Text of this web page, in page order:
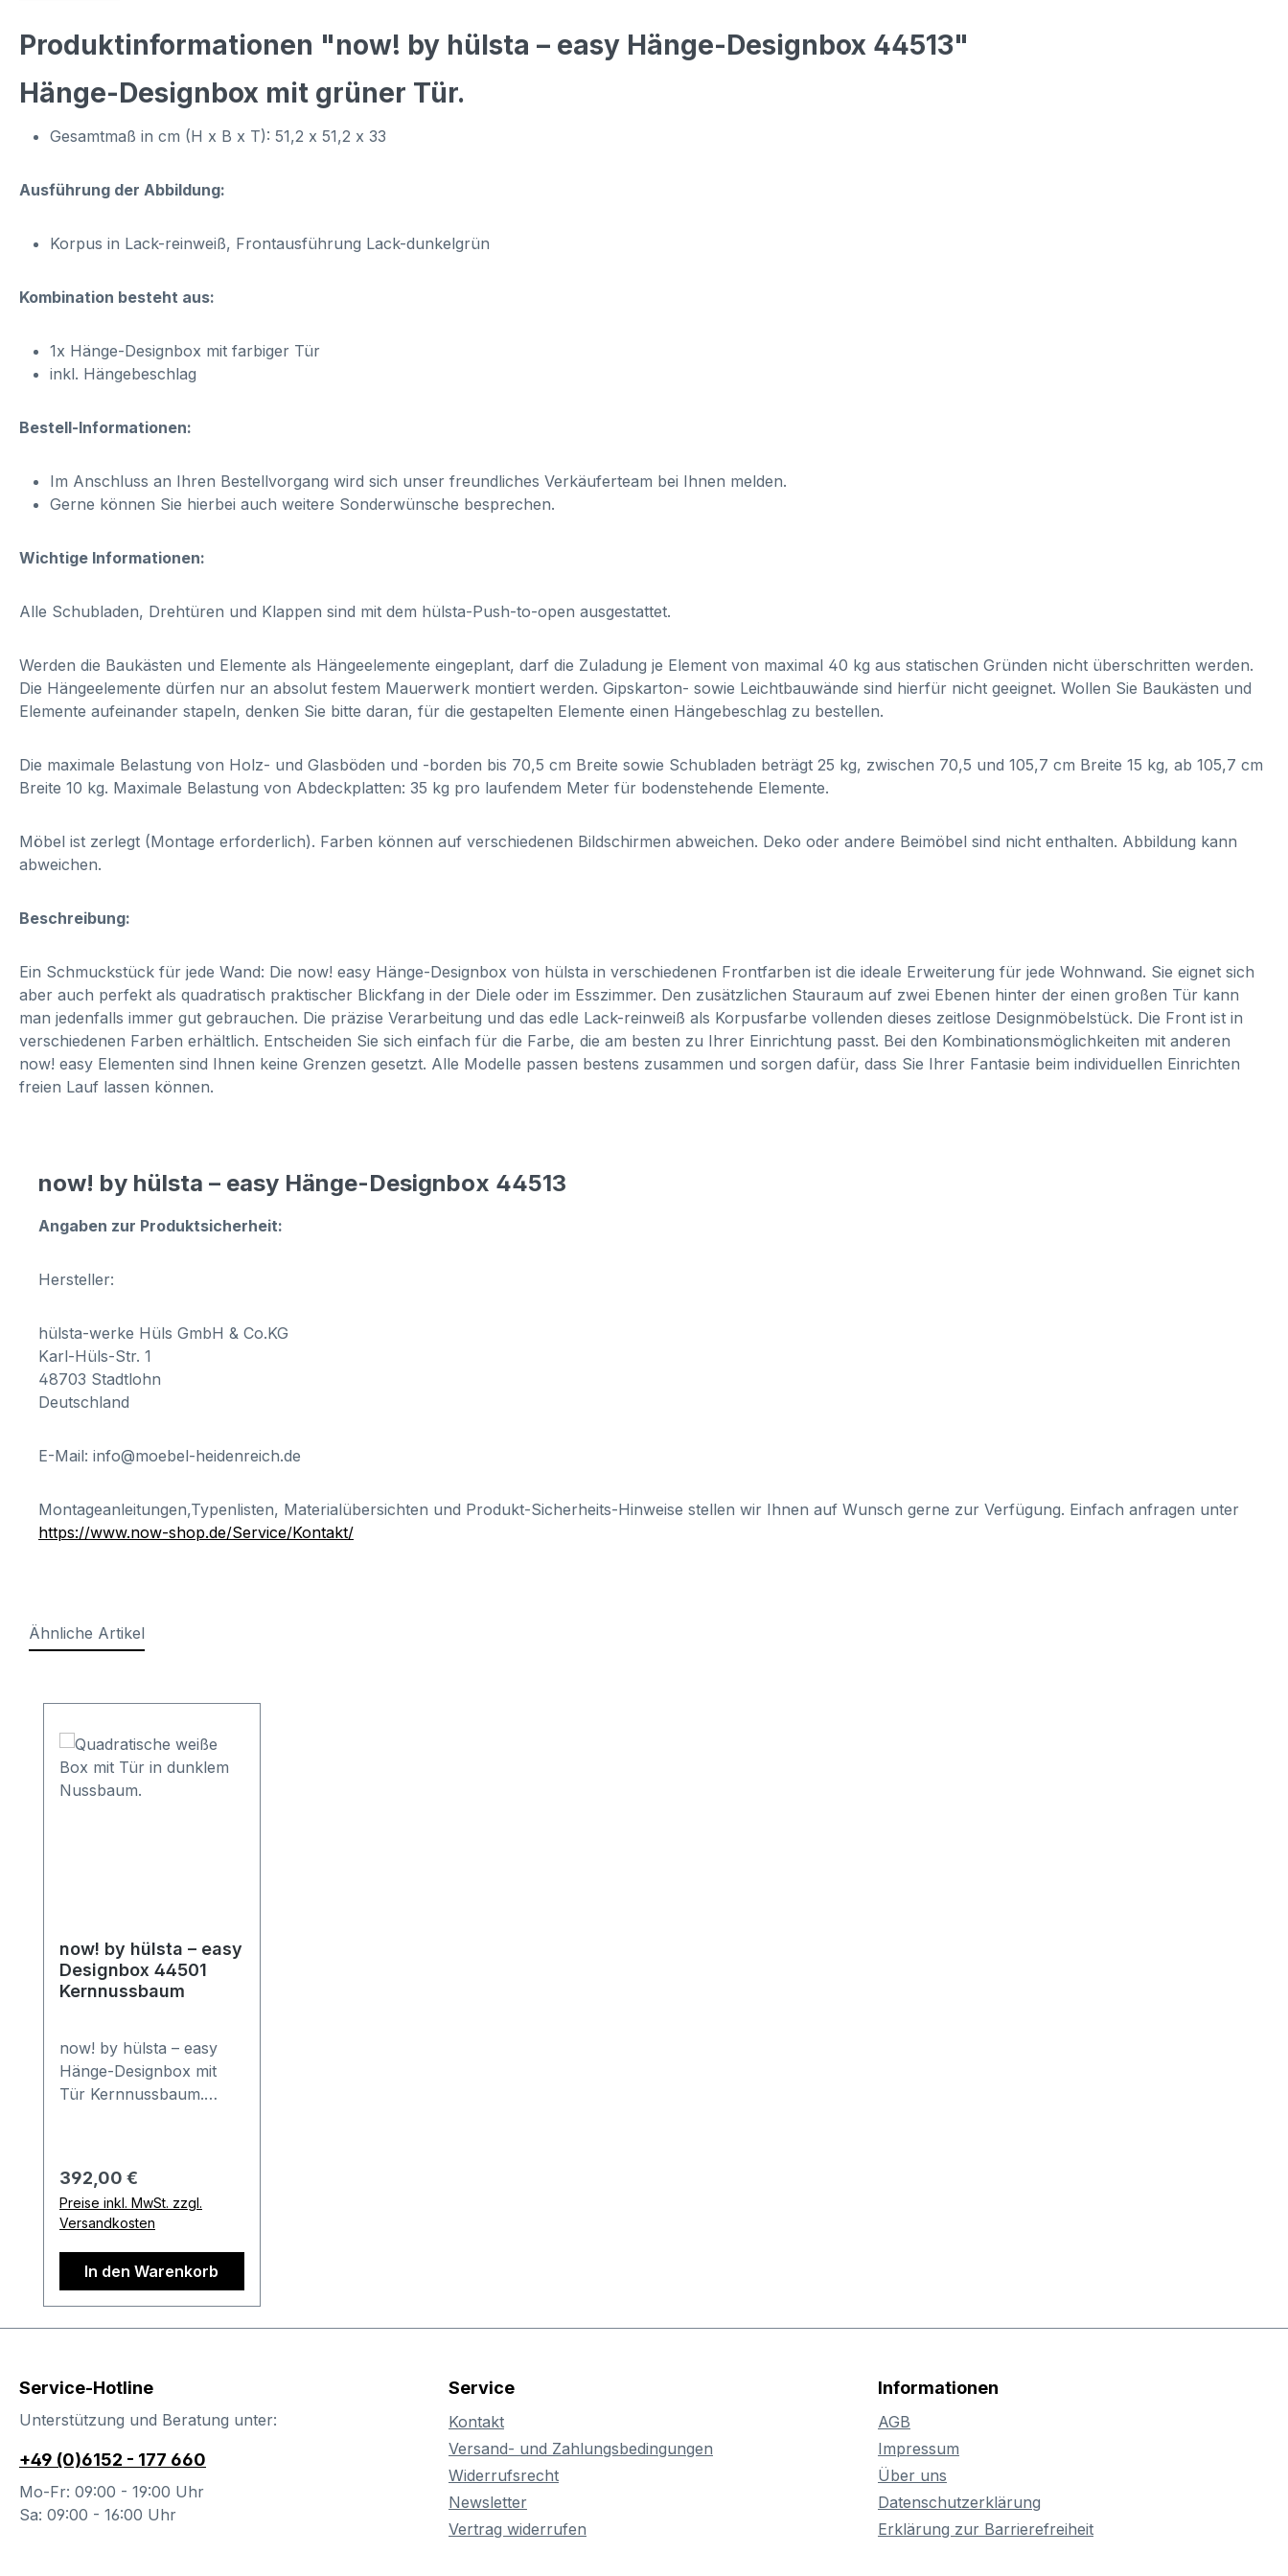
Produktinformationen "now! by hülsta – easy Hänge-Designbox 44513"
Hänge-Designbox mit grüner Tür.
Gesamtmaß in cm (H x B x T): 51,2 x 51,2 x 33
Ausführung der Abbildung:
Korpus in Lack-reinweiß, Frontausführung Lack-dunkelgrün
Kombination besteht aus:
1x Hänge-Designbox mit farbiger Tür
inkl. Hängebeschlag
Bestell-Informationen:
Im Anschluss an Ihren Bestellvorgang wird sich unser freundliches Verkäuferteam bei Ihnen melden.
Gerne können Sie hierbei auch weitere Sonderwünsche besprechen.
Wichtige Informationen:
Alle Schubladen, Drehtüren und Klappen sind mit dem hülsta-Push-to-open ausgestattet.
Werden die Baukästen und Elemente als Hängeelemente eingeplant, darf die Zuladung je Element von maximal 40 kg aus statischen Gründen nicht überschritten werden.
Die Hängeelemente dürfen nur an absolut festem Mauerwerk montiert werden. Gipskarton- sowie Leichtbauwände sind hierfür nicht geeignet. Wollen Sie Baukästen und
Elemente aufeinander stapeln, denken Sie bitte daran, für die gestapelten Elemente einen Hängebeschlag zu bestellen.
Die maximale Belastung von Holz- und Glasböden und -borden bis 70,5 cm Breite sowie Schubladen beträgt 25 kg, zwischen 70,5 und 105,7 cm Breite 15 kg, ab 105,7 cm
Breite 10 kg. Maximale Belastung von Abdeckplatten: 35 kg pro laufendem Meter für bodenstehende Elemente.
Möbel ist zerlegt (Montage erforderlich). Farben können auf verschiedenen Bildschirmen abweichen. Deko oder andere Beimöbel sind nicht enthalten. Abbildung kann
abweichen.
Beschreibung:
Ein Schmuckstück für jede Wand: Die now! easy Hänge-Designbox von hülsta in verschiedenen Frontfarben ist die ideale Erweiterung für jede Wohnwand. Sie eignet sich
aber auch perfekt als quadratisch praktischer Blickfang in der Diele oder im Esszimmer. Den zusätzlichen Stauraum auf zwei Ebenen hinter der einen großen Tür kann
man jedenfalls immer gut gebrauchen. Die präzise Verarbeitung und das edle Lack-reinweiß als Korpusfarbe vollenden dieses zeitlose Designmöbelstück. Die Front ist in
verschiedenen Farben erhältlich. Entscheiden Sie sich einfach für die Farbe, die am besten zu Ihrer Einrichtung passt. Bei den Kombinationsmöglichkeiten mit anderen
now! easy Elementen sind Ihnen keine Grenzen gesetzt. Alle Modelle passen bestens zusammen und sorgen dafür, dass Sie Ihrer Fantasie beim individuellen Einrichten
freien Lauf lassen können.
now! by hülsta – easy Hänge-Designbox 44513
Angaben zur Produktsicherheit:
Hersteller:
hülsta-werke Hüls GmbH & Co.KG
Karl-Hüls-Str. 1
48703 Stadtlohn
Deutschland
E-Mail: info@moebel-heidenreich.de
Montageanleitungen,Typenlisten, Materialübersichten und Produkt-Sicherheits-Hinweise stellen wir Ihnen auf Wunsch gerne zur Verfügung. Einfach anfragen unter
https://www.now-shop.de/Service/Kontakt/
Ähnliche Artikel
now! by hülsta – easy
Designbox 44501
Kernnussbaum
now! by hülsta – easy
Hänge-Designbox mit
Tür Kernnussbaum.
Abbildung: Korpus in
Lack-reinweiß,
Frontausführung in
Kernnussbaum.
Kombination besteht aus:
1x Hänge-Designbox
inkl.
frei wählbar Bestell-
Informationen: Im
Bestellvorgang wird sich
unser freundliches
Verkäuferteam bei Ihnen
Regulärer Preis:
392,00 €
Preise inkl. MwSt. zzgl.
Versandkosten
In den Warenkorb
Service-Hotline
Unterstützung und Beratung unter:
+49 (0)6152 - 177 660
Mo-Fr: 09:00 - 19:00 Uhr
Sa: 09:00 - 16:00 Uhr
Service
Kontakt
Versand- und Zahlungsbedingungen
Widerrufsrecht
Newsletter
Vertrag widerrufen
Informationen
AGB
Impressum
Über uns
Datenschutzerklärung
Erklärung zur Barrierefreiheit